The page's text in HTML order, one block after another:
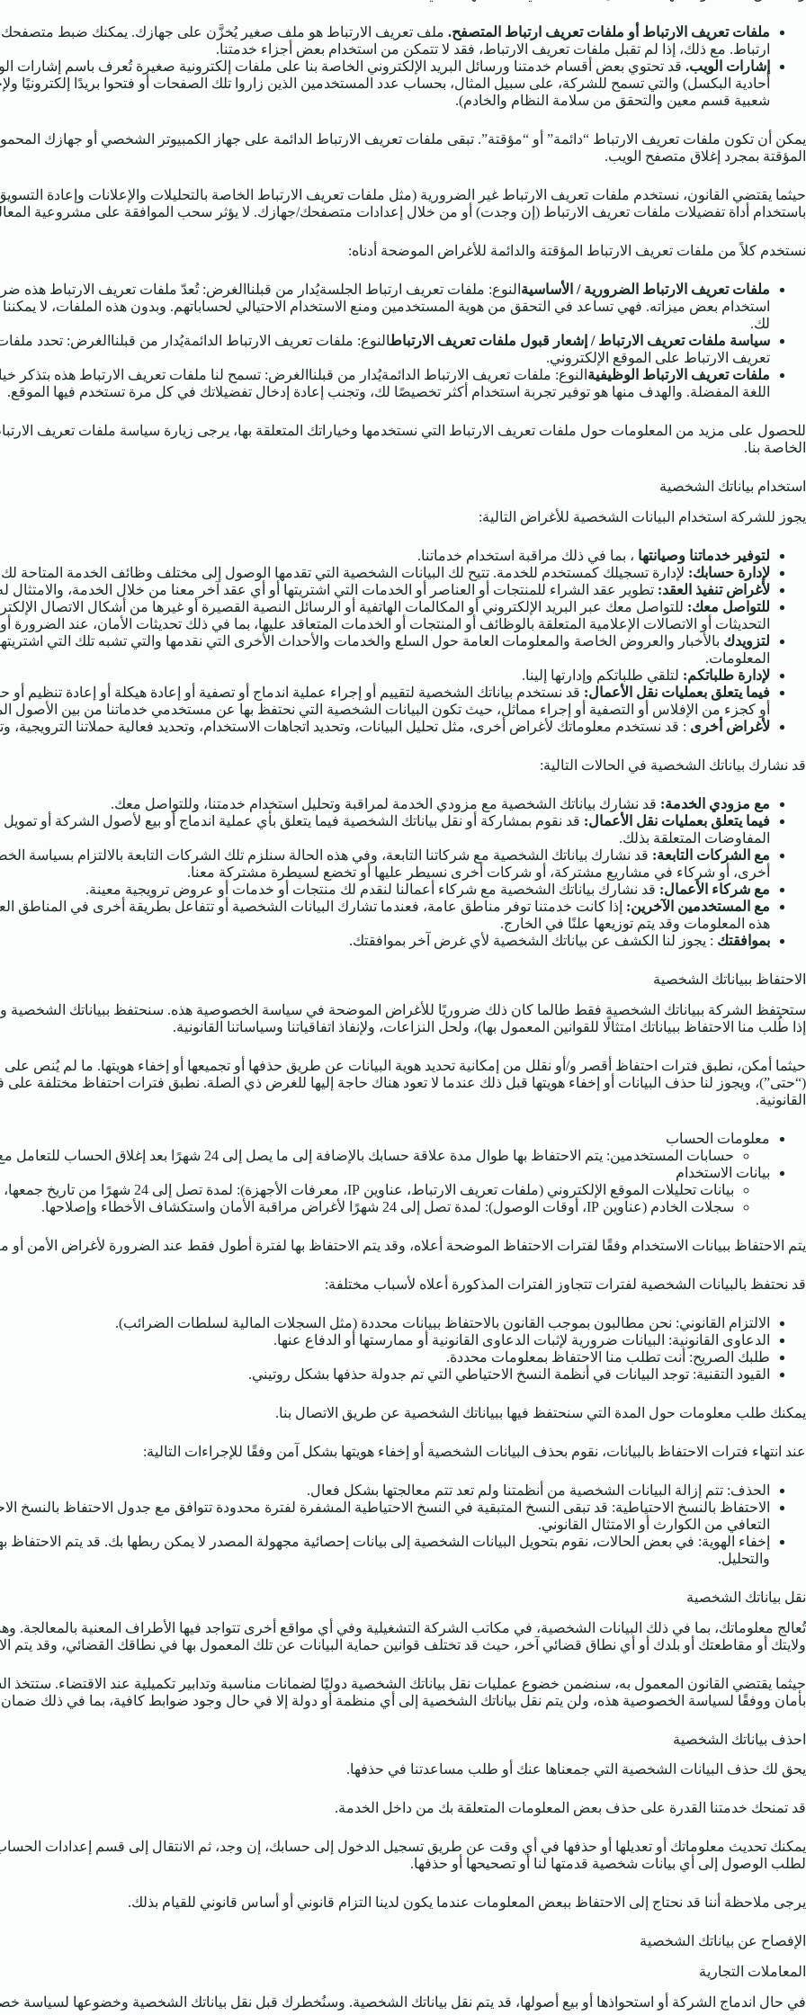
ملفات تعريف الارتباط أو ملفات تعريف ارتباط المتصفح. ملف تعريف الارتباط هو ملف صغير يُخزَّن على جهازك. يمكنك ضبط متصفحك
ارتباط. مع ذلك، إذا لم تقبل ملفات تعريف الارتباط، فقد لا تتمكن من استخدام بعض أجزاء خدمتنا.
إشارات الويب.
أحادية البكسل) والتي تسمح للشركة، على سبيل المثال، بحساب عدد المستخدمين الذين زاروا تلك الصفحات أو فتحوا بريدًا إلكترونيًا
شعبية قسم معين والتحقق من سلامة النظام والخادم).
يمكن أن تكون ملفات تعريف الارتباط “دائمة” أو “مؤقتة”. تبقى ملفات تعريف الارتباط الدائمة على جهاز الكمبيوتر الشخصي أو جهازك
المؤقتة بمجرد إغلاق متصفح الويب.
حيثما يقتضي القانون، نستخدم ملفات تعريف الارتباط غير الضرورية (مثل ملفات تعريف الارتباط الخاصة بالتحليلات والإعلانات وإعادة
باستخدام أداة تفضيلات ملفات تعريف الارتباط (إن وجدت) أو من خلال إعدادات متصفحك/جهازك. لا يؤثر سحب الموافقة على مشروعية
نستخدم كلاً من ملفات تعريف الارتباط المؤقتة والدائمة للأغراض الموضحة أدناه:
ملفات تعريف الارتباط الضرورية / الأساسية النوع: ملفات تعريف ارتباط الجلسةيُدار من قبلناالغرض: تُعدّ ملفات تعريف الارتباط هذه
استخدام بعض ميزاته. فهي تساعد في التحقق من هوية المستخدمين ومنع الاستخدام الاحتيالي لحساباتهم. وبدون هذه الملفات، لا
لك.
سياسة ملفات تعريف الارتباط / إشعار قبول ملفات تعريف الارتباطالنوع: ملفات تعريف الارتباط الدائمةيُدار من قبلناالغرض: تحدد
تعريف الارتباط على الموقع الإلكتروني.
ملفات تعريف الارتباط الوظيفية النوع: ملفات تعريف الارتباط الدائمةيُدار من قبلناالغرض: تسمح لنا ملفات تعريف الارتباط هذه بتذكر
اللغة المفضلة. والهدف منها هو توفير تجربة استخدام أكثر تخصيصًا لك، وتجنب إعادة إدخال تفضيلاتك في كل مرة تستخدم فيها الموقع.
للحصول على مزيد من المعلومات حول ملفات تعريف الارتباط التي نستخدمها وخياراتك المتعلقة بها، يرجى زيارة سياسة ملفات تعريف
الخاصة بنا.
استخدام بياناتك الشخصية
يجوز للشركة استخدام البيانات الشخصية للأغراض التالية:
لتوفير خدماتنا وصيانتها ، بما في ذلك مراقبة استخدام خدماتنا.
لإدارة حسابك: لإدارة تسجيلك كمستخدم للخدمة. تتيح لك البيانات الشخصية التي تقدمها الوصول إلى مختلف وظائف الخدمة
لأغراض تنفيذ العقد: تطوير عقد الشراء للمنتجات أو العناصر أو الخدمات التي اشتريتها أو أي عقد آخر معنا من خلال الخدمة، والامتثال
للتواصل معك: للتواصل معك عبر البريد الإلكتروني أو المكالمات الهاتفية أو الرسائل النصية القصيرة أو غيرها من أشكال الاتصال
التحديثات أو الاتصالات الإعلامية المتعلقة بالوظائف أو المنتجات أو الخدمات المتعاقد عليها، بما في ذلك تحديثات الأمان، عند الضرورة أو
لتزويدك بالأخبار والعروض الخاصة والمعلومات العامة حول السلع والخدمات والأحداث الأخرى التي نقدمها والتي تشبه تلك التي
المعلومات.
لإدارة طلباتكم: لتلقي طلباتكم وإدارتها إلينا.
فيما يتعلق بعمليات نقل الأعمال: قد نستخدم بياناتك الشخصية لتقييم أو إجراء عملية اندماج أو تصفية أو إعادة هيكلة أو إعادة
أو كجزء من الإفلاس أو التصفية أو إجراء مماثل، حيث تكون البيانات الشخصية التي نحتفظ بها عن مستخدمي خدماتنا من بين الأصول
لأغراض أخرى : قد نستخدم معلوماتك لأغراض أخرى، مثل تحليل البيانات، وتحديد اتجاهات الاستخدام، وتحديد فعالية حملاتنا الترويجية،
قد نشارك بياناتك الشخصية في الحالات التالية:
مع مزودي الخدمة: قد نشارك بياناتك الشخصية مع مزودي الخدمة لمراقبة وتحليل استخدام خدمتنا، وللتواصل معك.
فيما يتعلق بعمليات نقل الأعمال: قد نقوم بمشاركة أو نقل بياناتك الشخصية فيما يتعلق بأي عملية اندماج أو بيع لأصول الشركة أو
المفاوضات المتعلقة بذلك.
مع الشركات التابعة: قد نشارك بياناتك الشخصية مع شركاتنا التابعة، وفي هذه الحالة سنلزم تلك الشركات التابعة بالالتزام
أخرى، أو شركاء في مشاريع مشتركة، أو شركات أخرى نسيطر عليها أو تخضع لسيطرة مشتركة معنا.
مع شركاء الأعمال: قد نشارك بياناتك الشخصية مع شركاء أعمالنا لنقدم لك منتجات أو خدمات أو عروض ترويجية معينة.
مع المستخدمين الآخرين: إذا كانت خدمتنا توفر مناطق عامة، فعندما تشارك البيانات الشخصية أو تتفاعل بطريقة أخرى في
هذه المعلومات وقد يتم توزيعها علنًا في الخارج.
بموافقتك : يجوز لنا الكشف عن بياناتك الشخصية لأي غرض آخر بموافقتك.
الاحتفاظ ببياناتك الشخصية
ستحتفظ الشركة ببياناتك الشخصية فقط طالما كان ذلك ضروريًا للأغراض الموضحة في سياسة الخصوصية هذه. سنحتفظ ببياناتك الشخصية
إذا طُلب منا الاحتفاظ ببياناتك امتثالًا للقوانين المعمول بها)، ولحل النزاعات، ولإنفاذ اتفاقياتنا وسياساتنا القانونية.
حيثما أمكن، نطبق فترات احتفاظ أقصر و/أو نقلل من إمكانية تحديد هوية البيانات عن طريق حذفها أو تجميعها أو إخفاء هويتها. ما لم يُنص
(“حتى”)، ويجوز لنا حذف البيانات أو إخفاء هويتها قبل ذلك عندما لا تعود هناك حاجة إليها للغرض ذي الصلة. نطبق فترات احتفاظ مختلفة على
القانونية.
معلومات الحساب
حسابات المستخدمين: يتم الاحتفاظ بها طوال مدة علاقة حسابك بالإضافة إلى ما يصل إلى 24 شهرًا بعد إغلاق الحساب للتعامل مع أي مشكلات لاحقة للإنهاء أو حل النزاعات.
بيانات الاستخدام
بيانات تحليلات الموقع الإلكتروني (ملفات تعريف الارتباط، عناوين IP، معرفات الأجهزة): لمدة تصل إلى 24 شهرًا من تاريخ جمعها، مما يسمح لنا بتحليل الاتجاهات مع احترام مبادئ الخصوصية.
سجلات الخادم (عناوين IP، أوقات الوصول): لمدة تصل إلى 24 شهرًا لأغراض مراقبة الأمان واستكشاف الأخطاء وإصلاحها.
يتم الاحتفاظ ببيانات الاستخدام وفقًا لفترات الاحتفاظ الموضحة أعلاه، وقد يتم الاحتفاظ بها لفترة أطول فقط عند الضرورة لأغراض الأمن أو منع
قد نحتفظ بالبيانات الشخصية لفترات تتجاوز الفترات المذكورة أعلاه لأسباب مختلفة:
الالتزام القانوني: نحن مطالبون بموجب القانون بالاحتفاظ ببيانات محددة (مثل السجلات المالية لسلطات الضرائب).
الدعاوى القانونية: البيانات ضرورية لإثبات الدعاوى القانونية أو ممارستها أو الدفاع عنها.
طلبك الصريح: أنت تطلب منا الاحتفاظ بمعلومات محددة.
القيود التقنية: توجد البيانات في أنظمة النسخ الاحتياطي التي تم جدولة حذفها بشكل روتيني.
يمكنك طلب معلومات حول المدة التي سنحتفظ فيها ببياناتك الشخصية عن طريق الاتصال بنا.
عند انتهاء فترات الاحتفاظ بالبيانات، نقوم بحذف البيانات الشخصية أو إخفاء هويتها بشكل آمن وفقًا للإجراءات التالية:
الحذف: تتم إزالة البيانات الشخصية من أنظمتنا ولم تعد تتم معالجتها بشكل فعال.
الاحتفاظ بالنسخ الاحتياطية: قد تبقى النسخ المتبقية في النسخ الاحتياطية المشفرة لفترة محدودة تتوافق مع جدول الاحتفاظ بالنسخ
التعافي من الكوارث أو الامتثال القانوني.
إخفاء الهوية: في بعض الحالات، نقوم بتحويل البيانات الشخصية إلى بيانات إحصائية مجهولة المصدر لا يمكن ربطها بك. قد يتم
والتحليل.
نقل بياناتك الشخصية
تُعالج معلوماتك، بما في ذلك البيانات الشخصية، في مكاتب الشركة التشغيلية وفي أي مواقع أخرى تتواجد فيها الأطراف المعنية بالمعالجة.
ولايتك أو مقاطعتك أو بلدك أو أي نطاق قضائي آخر، حيث قد تختلف قوانين حماية البيانات عن تلك المعمول بها في نطاقك القضائي، وقد يتم
حيثما يقتضي القانون المعمول به، سنضمن خضوع عمليات نقل بياناتك الشخصية دوليًا لضمانات مناسبة وتدابير تكميلية عند الاقتضاء.
بأمان ووفقًا لسياسة الخصوصية هذه، ولن يتم نقل بياناتك الشخصية إلى أي منظمة أو دولة إلا في حال وجود ضوابط كافية، بما في ذلك
احذف بياناتك الشخصية
يحق لك حذف البيانات الشخصية التي جمعناها عنك أو طلب مساعدتنا في حذفها.
قد تمنحك خدمتنا القدرة على حذف بعض المعلومات المتعلقة بك من داخل الخدمة.
يمكنك تحديث معلوماتك أو تعديلها أو حذفها في أي وقت عن طريق تسجيل الدخول إلى حسابك، إن وجد، ثم الانتقال إلى قسم إعدادات
لطلب الوصول إلى أي بيانات شخصية قدمتها لنا أو تصحيحها أو حذفها.
يرجى ملاحظة أننا قد نحتاج إلى الاحتفاظ ببعض المعلومات عندما يكون لدينا التزام قانوني أو أساس قانوني للقيام بذلك.
الإفصاح عن بياناتك الشخصية
المعاملات التجارية
في حال اندماج الشركة أو استحواذها أو بيع أصولها، قد يتم نقل بياناتك الشخصية. وسنُخطرك قبل نقل بياناتك الشخصية وخضوعها لسياسة